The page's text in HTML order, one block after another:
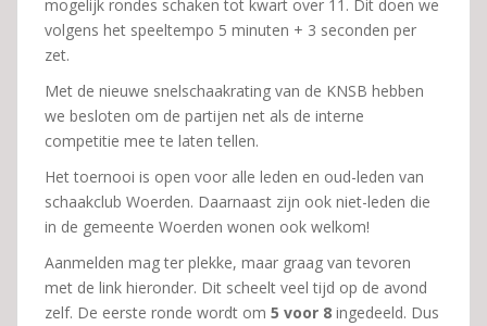
mogelijk rondes schaken tot kwart over 11. Dit doen we
volgens het speeltempo 5 minuten + 3 seconden per
zet.
Met de nieuwe snelschaakrating van de KNSB hebben
we besloten om de partijen net als de interne
competitie mee te laten tellen.
Het toernooi is open voor alle leden en oud-leden van
schaakclub Woerden. Daarnaast zijn ook niet-leden die
in de gemeente Woerden wonen ook welkom!
Aanmelden mag ter plekke, maar graag van tevoren
met de link hieronder. Dit scheelt veel tijd op de avond
zelf. De eerste ronde wordt om 5 voor 8 ingedeeld. Dus